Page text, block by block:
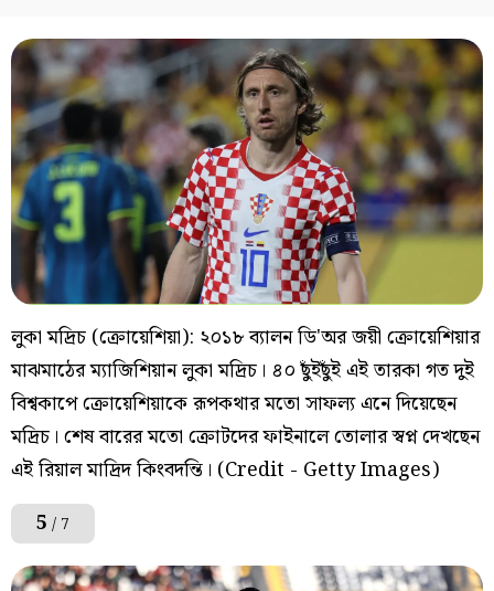
লুকা মদ্রিচ (ক্রোয়েশিয়া): ২০১৮ ব্যালন ডি'অর জয়ী ক্রোয়েশিয়ার
মাঝমাঠের ম্যাজিশিয়ান লুকা মদ্রিচ। ৪০ ছুঁইছুঁই এই তারকা গত দুই
বিশ্বকাপে ক্রোয়েশিয়াকে রূপকথার মতো সাফল্য এনে দিয়েছেন
মদ্রিচ। শেষ বারের মতো ক্রোটদের ফাইনালে তোলার স্বপ্ন দেখছেন
এই রিয়াল মাদ্রিদ কিংবদন্তি। (Credit - Getty Images)
5 / 7